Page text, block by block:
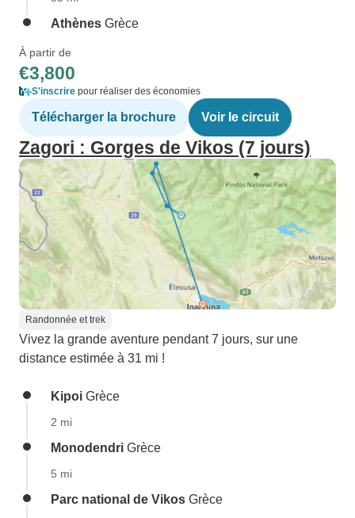
Athènes Grèce
À partir de
€3,800
S'inscrire pour réaliser des économies
Télécharger la brochure Voir le circuit
Zagori : Gorges de Vikos (7 jours)
Randonnée et trek
Vivez la grande aventure pendant 7 jours, sur une
distance estimée à 31 mi !
Kipoi Grèce
2 mi
Monodendri Grèce
5 mi
Parc national de Vikos Grèce